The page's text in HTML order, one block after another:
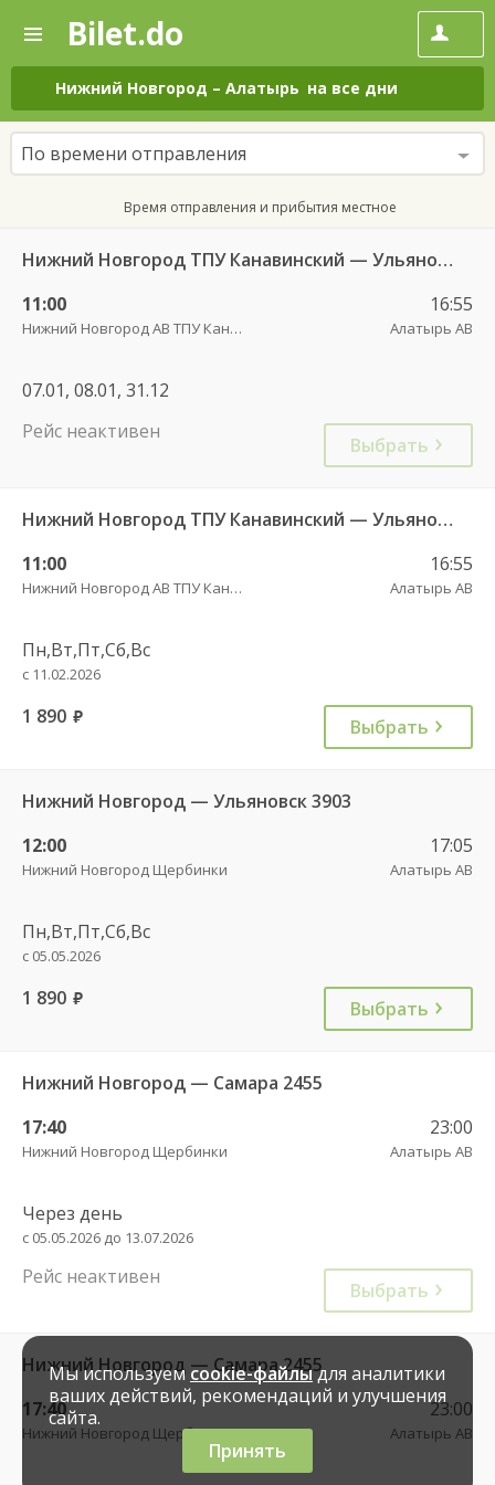
—
Поиск
и
покупка
билетов
на
автобус
онлайн
Bilet.do
Нижний Новгород – Алатырь на все дни
По времени отправления
Время отправления и прибытия местное
Нижний Новгород ТПУ Канавинский — Ульяновск 3903
11:00
Нижний Новгород АВ ТПУ Канавинский
16:55
Алатырь АВ
07.01, 08.01, 31.12
Рейс неактивен
Выбрать
Нижний Новгород ТПУ Канавинский — Ульяновск 3903
11:00
Нижний Новгород АВ ТПУ Канавинский
16:55
Алатырь АВ
Пн,Вт,Пт,Сб,Вс
с 11.02.2026
1 890 руб. Выбрать
Нижний Новгород — Ульяновск 3903
12:00
Нижний Новгород Щербинки
17:05
Алатырь АВ
Пн,Вт,Пт,Сб,Вс
с 05.05.2026
1 890 руб. Выбрать
Нижний Новгород — Самара 2455
17:40
Нижний Новгород Щербинки
23:00
Алатырь АВ
Через день
с 05.05.2026 до 13.07.2026
Рейс неактивен
Выбрать
Нижний Новгород — Самара 2455
17:40
Нижний Новгород Щербинки
23:00
Алатырь АВ
Мы используем cookie-файлыдля аналитики
ваших действий, рекомендаций и улучшения
сайта.
Принять